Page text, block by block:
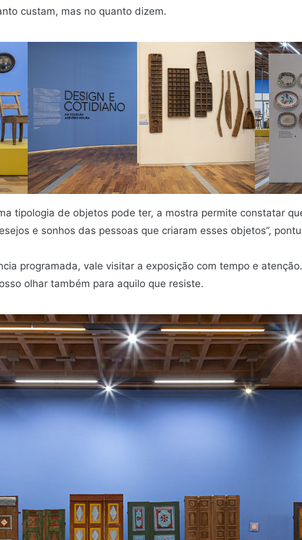
custam, mas no quanto dizem.
tipologia de objetos pode ter, a mostra permite constatar
e sonhos das pessoas que criaram esses objetos”,
programada, vale visitar a exposição com tempo e
olhar também para aquilo que resiste.